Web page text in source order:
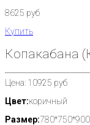
8625 руб
Купить
Копакабана
Цена: 10925 руб
Цвет:коричный
Размер: